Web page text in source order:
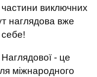
частини виключних
наглядова вже
Наглядової - це
міжнародного